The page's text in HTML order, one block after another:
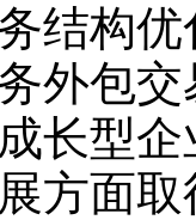
结构
外包
长型
方面